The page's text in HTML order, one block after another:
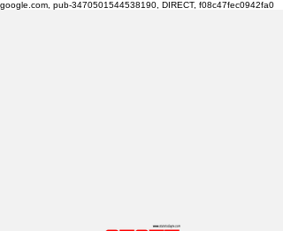
google.com, pub-3470501544538190, DIRECT, f08c47fec0942fa0